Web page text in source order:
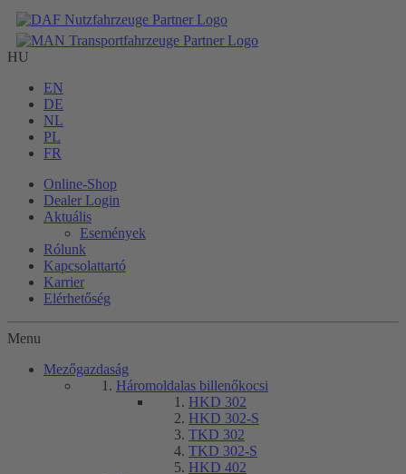
HU
EN
DE
NL
PL
FR
Online-Shop
Dealer Login
Aktuális
Események
Rólunk
Kapcsolattartó
Karrier
Elérhetőség
Menu
Mezőgazdaság
Háromoldalas billenőkocsi
HKD 302
HKD 302-S
TKD 302
TKD 302-S
HKD 402